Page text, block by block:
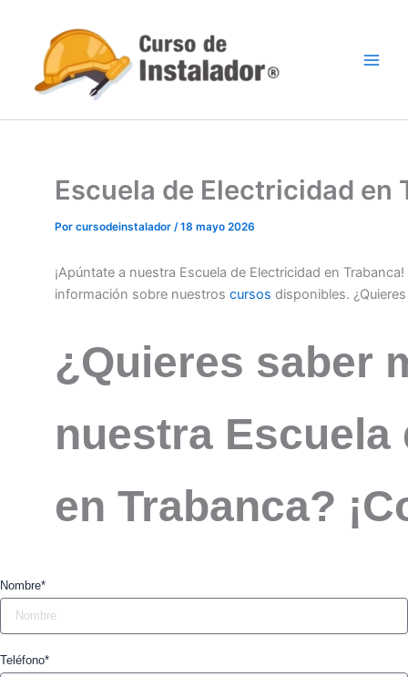
contenido
Escuela de Electricidad en
Por cursodeinstalador /18 mayo 2026
¡Apúntate a nuestra Escuela de Electricidad en
información sobre nuestros cursos disponibles.
¿Quieres saber
nuestra
en Trabanca?
Nombre*
Teléfono*